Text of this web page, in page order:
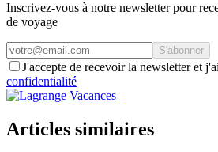
Inscrivez-vous à notre newsletter pour
de voyage
S'abonner
J'accepte de recevoir la newsletter et
confidentialité
Articles similaires